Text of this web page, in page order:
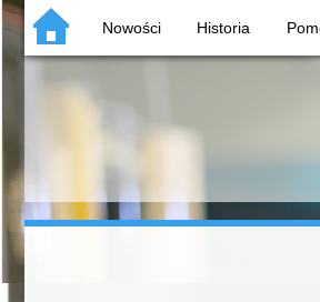
Nowości Historia